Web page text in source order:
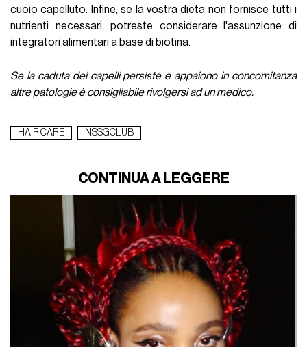
cuoio capelluto. Infine, se la vostra dieta non fornisce tutti i
nutrienti necessari, potreste considerare l'assunzione di
integratori alimentari a base di biotina.
Se la caduta dei capelli persiste e appaiono in concomitanza
altre patologie è consigliabile rivolgersi ad un medico.
HAIR CARE NSSGCLUB
CONTINUA A LEGGERE